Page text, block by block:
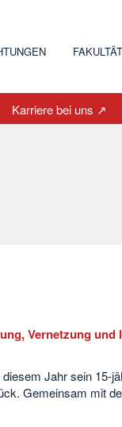
Karriere bei uns ↗
Vernetzung
Jahr sein 15-
Gemeinsam mit